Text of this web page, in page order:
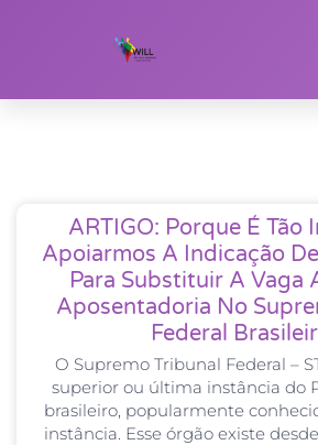
ARTIGO: Porque É Tão
Apoiarmos A Indicação
Para Substituir A Vaga
Aposentadoria No
Federal
O Supremo Tribunal Federal –
superior ou última instância do
brasileiro, popularmente
instância. Esse órgão existe